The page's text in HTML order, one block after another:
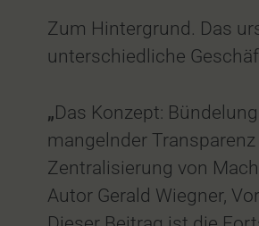
Zum Hintergrund. Das
unterschiedliche
„Das Konzept:
mangelnder
Zentralisierung von
Autor Gerald Wiegner,